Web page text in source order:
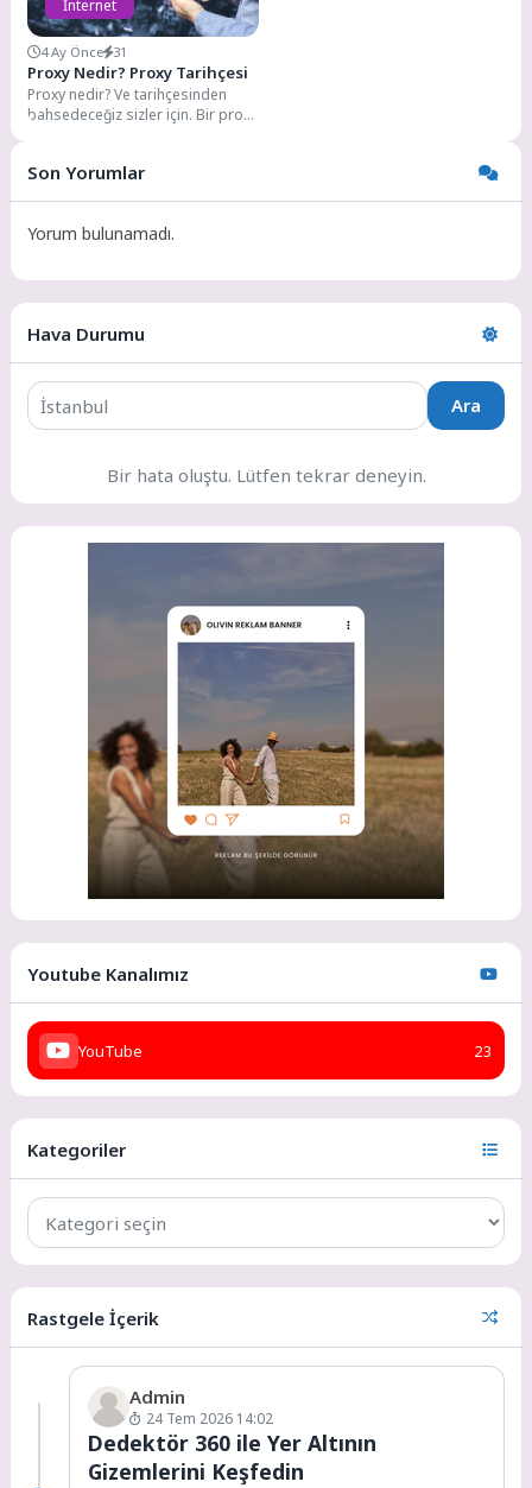
İnternet
4 Ay Önce 31
Proxy Nedir? Proxy Tarihçesi
Proxy nedir? Ve tarihçesinden
bahsedeceğiz sizler için. Bir proxy
Son Yorumlar
Yorum bulunamadı.
Hava Durumu
Ara
Bir hata oluştu. Lütfen tekrar deneyin.
Youtube Kanalımız
YouTube 23
Kategoriler
Rastgele İçerik
Admin
24 Tem 2026 14:02
Dedektör 360 ile Yer Altının
Gizemlerini Keşfedin